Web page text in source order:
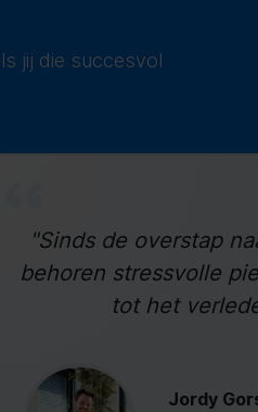
jij die succesvol
"Sinds de overstap
behoren stressvolle
tot het
Jordy